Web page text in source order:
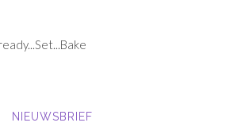
NIEUWSBRIEF